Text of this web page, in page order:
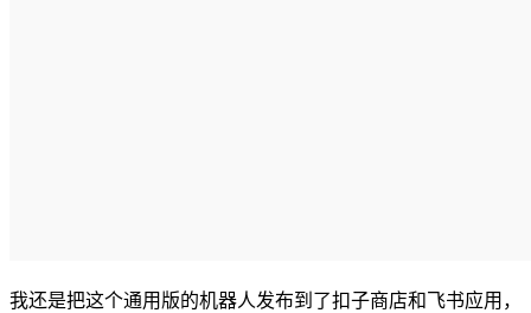
我还是把这个通用版的机器人发布到了扣子商店和飞书应用，